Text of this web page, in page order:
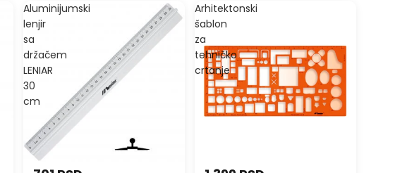
Aluminijumski
lenjir
sa
držačem
LENIAR
30
cm
Arhitektonski
šablon
za
tehničko
crtanje